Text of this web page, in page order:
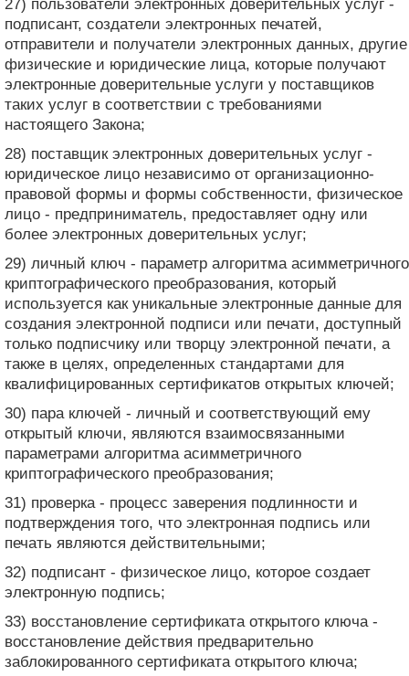
27) пользователи электронных доверительных услуг -
подписант, создатели электронных печатей,
отправители и получатели электронных данных, другие
физические и юридические лица, которые получают
электронные доверительные услуги у поставщиков
таких услуг в соответствии с требованиями
настоящего Закона;
28) поставщик электронных доверительных услуг -
юридическое лицо независимо от организационно-
правовой формы и формы собственности, физическое
лицо - предприниматель, предоставляет одну или
более электронных доверительных услуг;
29) личный ключ - параметр алгоритма асимметричного
криптографического преобразования, который
используется как уникальные электронные данные для
создания электронной подписи или печати, доступный
только подписчику или творцу электронной печати, а
также в целях, определенных стандартами для
квалифицированных сертификатов открытых ключей;
30) пара ключей - личный и соответствующий ему
открытый ключи, являются взаимосвязанными
параметрами алгоритма асимметричного
криптографического преобразования;
31) проверка - процесс заверения подлинности и
подтверждения того, что электронная подпись или
печать являются действительными;
32) подписант - физическое лицо, которое создает
электронную подпись;
33) восстановление сертификата открытого ключа -
восстановление действия предварительно
заблокированного сертификата открытого ключа;